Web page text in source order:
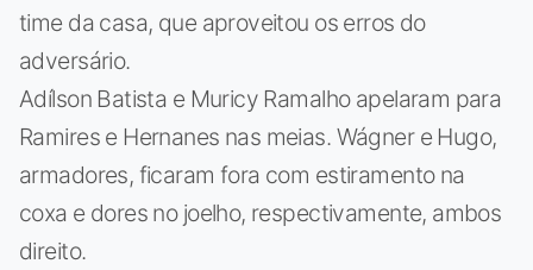
time da casa, que aproveitou os erros do
adversário.
Adílson Batista e Muricy Ramalho apelaram para
Ramires e Hernanes nas meias. Wágner e Hugo,
armadores, ficaram fora com estiramento na
coxa e dores no joelho, respectivamente, ambos
direito.